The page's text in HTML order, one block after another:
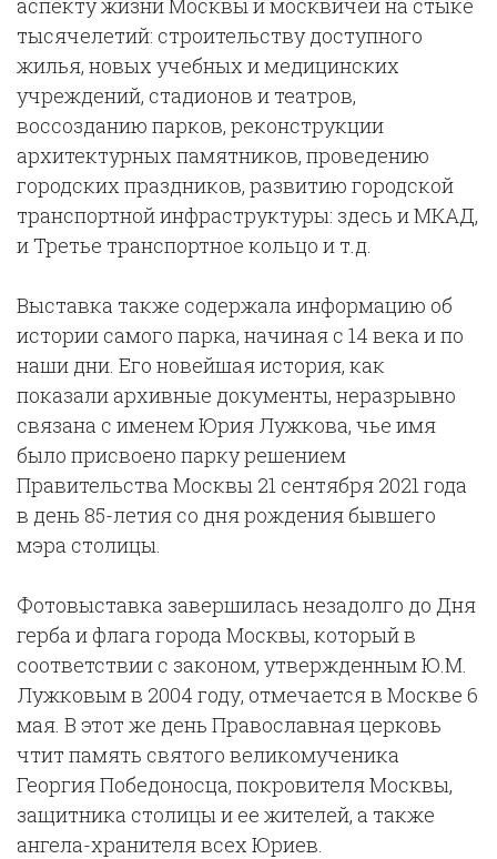
аспекту жизни Москвы и москвичей на стыке
тысячелетий: строительству доступного
жилья, новых учебных и медицинских
учреждений, стадионов и театров,
воссозданию парков, реконструкции
архитектурных памятников, проведению
городских праздников, развитию городской
транспортной инфраструктуры: здесь и МКАД,
и Третье транспортное кольцо и т.д.
Выставка также содержала информацию об
истории самого парка, начиная с 14 века и по
наши дни. Его новейшая история, как
показали архивные документы, неразрывно
связана с именем Юрия Лужкова, чье имя
было присвоено парку решением
Правительства Москвы 21 сентября 2021 года
в день 85-летия со дня рождения бывшего
мэра столицы.
Фотовыставка завершилась незадолго до Дня
герба и флага города Москвы, который в
соответствии с законом, утвержденным Ю.М.
Лужковым в 2004 году, отмечается в Москве 6
мая. В этот же день Православная церковь
чтит память святого великомученика
Георгия Победоносца, покровителя Москвы,
защитника столицы и ее жителей, а также
ангела-хранителя всех Юриев.